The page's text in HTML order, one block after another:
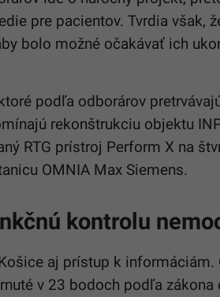
pre pacientov. Tvrdia však,
bolo možné očakávať ich
podľa odborárov
rekonštrukciu objektu
RTG prístroj Perform X na
OMNIA Max Siemens.
kontrolu
aj prístup k informáciám.
v 23 bodoch podľa